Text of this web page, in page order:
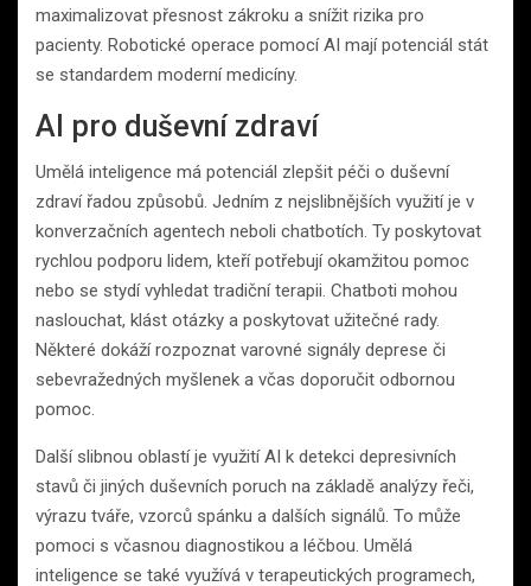
maximalizovat přesnost zákroku a snížit rizika pro
pacienty. Robotické operace pomocí AI mají potenciál stát
se standardem moderní medicíny.
AI pro duševní zdraví
Umělá inteligence má potenciál zlepšit péči o duševní
zdraví řadou způsobů. Jedním z nejslibnějších využití je v
konverzačních agentech neboli chatbotích. Ty poskytovat
rychlou podporu lidem, kteří potřebují okamžitou pomoc
nebo se stydí vyhledat tradiční terapii. Chatboti mohou
naslouchat, klást otázky a poskytovat užitečné rady.
Některé dokáží rozpoznat varovné signály deprese či
sebevražedných myšlenek a včas doporučit odbornou
pomoc.
Další slibnou oblastí je využití AI k detekci depresivních
stavů či jiných duševních poruch na základě analýzy řeči,
výrazu tváře, vzorců spánku a dalších signálů. To může
pomoci s včasnou diagnostikou a léčbou. Umělá
inteligence se také využívá v terapeutických programech,